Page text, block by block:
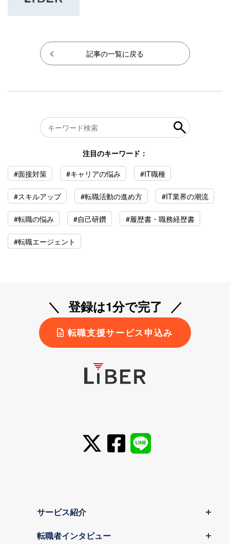
記事の一覧に戻る
注目のキーワード：
#面接対策
#キャリアの悩み #IT職種
#スキルアップ #転職活動の進め方 #IT業界の潮流
#転職の悩み #自己研鑽 #履歴書・職務経歴書
#転職エージェント
登録は1分で完了
転職支援サービス申込み
サービス紹介
転職者インタビュー